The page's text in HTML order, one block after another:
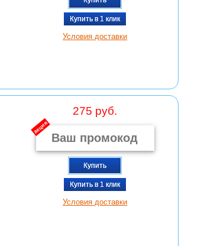
Купить в 1 клик
Условия доставки
275 руб.
акция
Купить
Купить в 1 клик
Условия доставки